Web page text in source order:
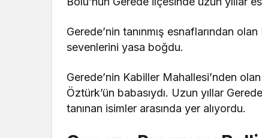
Gerede’nin tanınmış esnaflarından
sevenlerini yasa boğdu.
Gerede’nin Kabiller Mahallesi’nden
Öztürk’ün babasıydı. Uzun yıllar
tanınan isimler arasında yer alıyordu.